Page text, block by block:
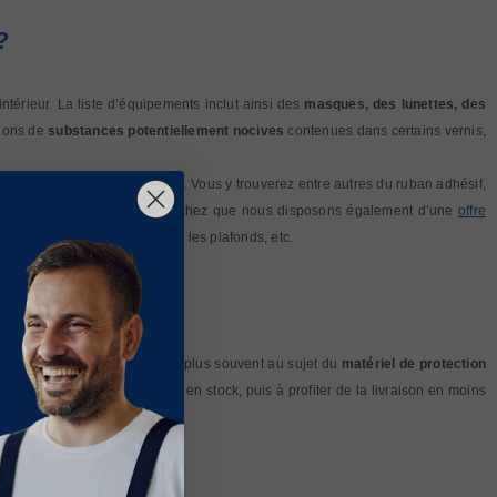
La liste d’équipements inclut ainsi des masques, des lunettes, des
de substances potentiellement nocives contenues dans certains vernis,
de
matériel de préparation . Vous y trouverez entre autres du ruban adhésif,
appliquer la peinture, sachez que nous disposons également d’une offre
ou extérieurs, les sols, les plafonds, etc.
que l’on retrouve le plus souvent au sujet du matériel de protection
parmi nos produits en stock, puis à profiter de la livraison en moins